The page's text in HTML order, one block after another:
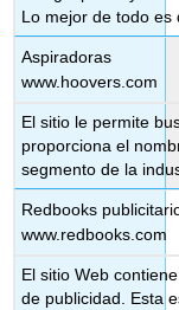
Lo mejor de todo es
Aspiradoras
www.hoovers.com
El sitio le permite
proporciona el
segmento de la
Redbooks
www.redbooks.com
El sitio Web
de publicidad. Esta